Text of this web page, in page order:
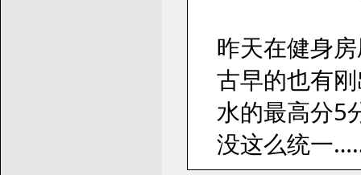
昨天在健身
古早的也有
水的最高分5
没这么统一